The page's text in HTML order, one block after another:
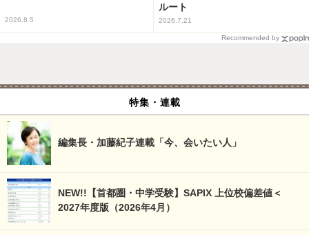
2026.8.5
ルート
2026.7.21
Recommended by
特集・連載
編集長・加藤紀子連載「今、会いたい人」
NEW!!【首都圏・中学受験】SAPIX 上位校偏差値＜
2027年度版（2026年4月）